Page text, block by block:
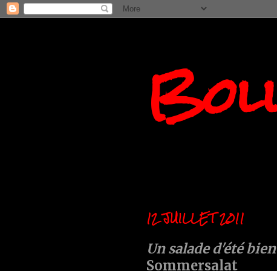
12 JUILLET 2011
Un salade d'été
Sommersalat